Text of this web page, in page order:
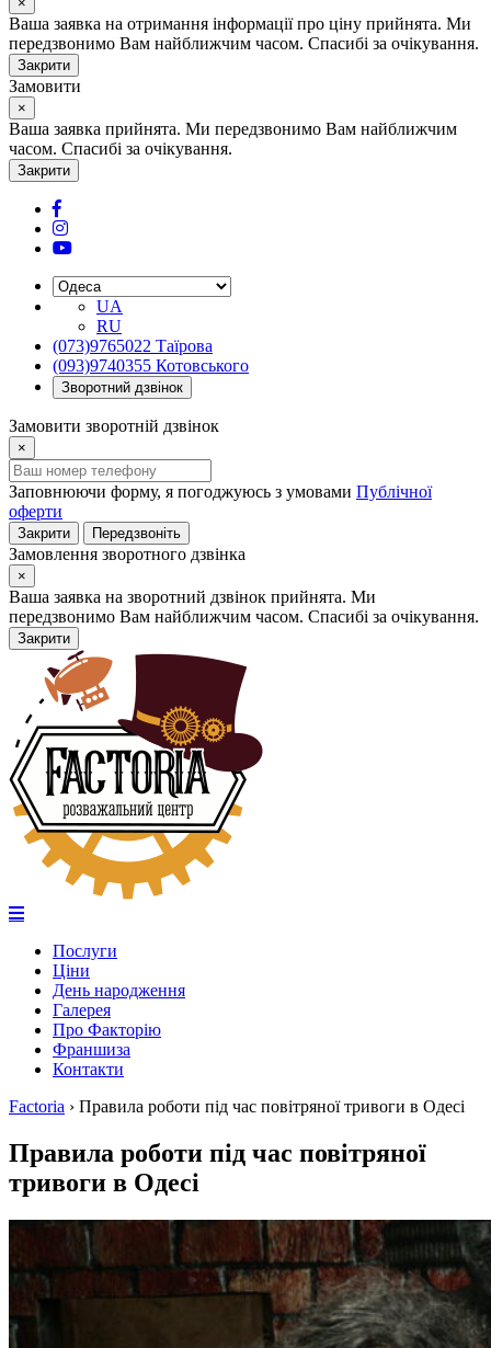
Ваша заявка на отримання інформації про ціну прийнята. Ми
передзвонимо Вам найближчим часом. Спасибі за очікування.
Закрити
Замовити
×
Ваша заявка прийнята. Ми передзвонимо Вам найближчим
часом. Спасибі за очікування.
Закрити
UA
RU
(073)9765022 Таїрова
(093)9740355 Котовського
Зворотний дзвінок
Замовити зворотній дзвінок
×
Заповнюючи форму, я погоджуюсь з умовами Публічної
оферти
Закрити Передзвоніть
Замовлення зворотного дзвінка
×
Ваша заявка на зворотний дзвінок прийнята. Ми
передзвонимо Вам найближчим часом. Спасибі за очікування.
Закрити
Послуги
Ціни
День народження
Галерея
Про Факторію
Франшиза
Контакти
Factoria › Правила роботи під час повітряної тривоги в Одесі
Правила роботи під час повітряної
тривоги в Одесі